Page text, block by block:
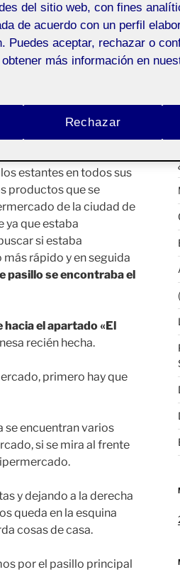
frecuentar debido a la
de hipermercados
estantes en todos sus
productos que se
de la ciudad de
ya que estaba
si estaba
rápido y en seguida
pasillo se encontraba el
el apartado «El
recién hecha.
primero hay que
se encuentran varios
si se mira al frente
y dejando a la derecha
queda en la esquina
cosas de casa.
por el pasillo principal
del sitio web, con fines
de acuerdo con un perfil
Puedes aceptar, rechazar o
más información en
Rechazar